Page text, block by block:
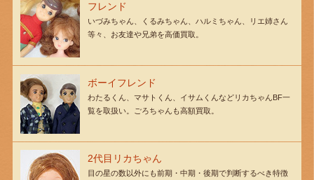
フレンド
いづみちゃん、くるみちゃん、ハルミちゃん、リエ姉さん
等々、お友達や兄弟を高価買取。
ボーイフレンド
わたるくん、マサトくん、イサムくんなどリカちゃんBF一
覧を取扱い。ごろちゃんも高額買取。
2代目リカちゃん
目の星の数以外にも前期・中期・後期で判断するべき特徴